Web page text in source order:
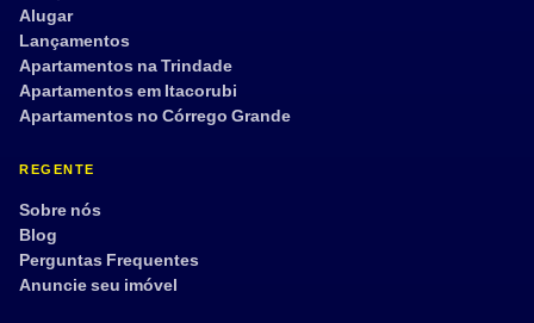
Aplicar filtros
Alugar
Lançamentos
Apartamentos na Trindade
Apartamentos em Itacorubi
Apartamentos no Córrego Grande
REGENTE
Sobre nós
Blog
Perguntas Frequentes
Anuncie seu imóvel